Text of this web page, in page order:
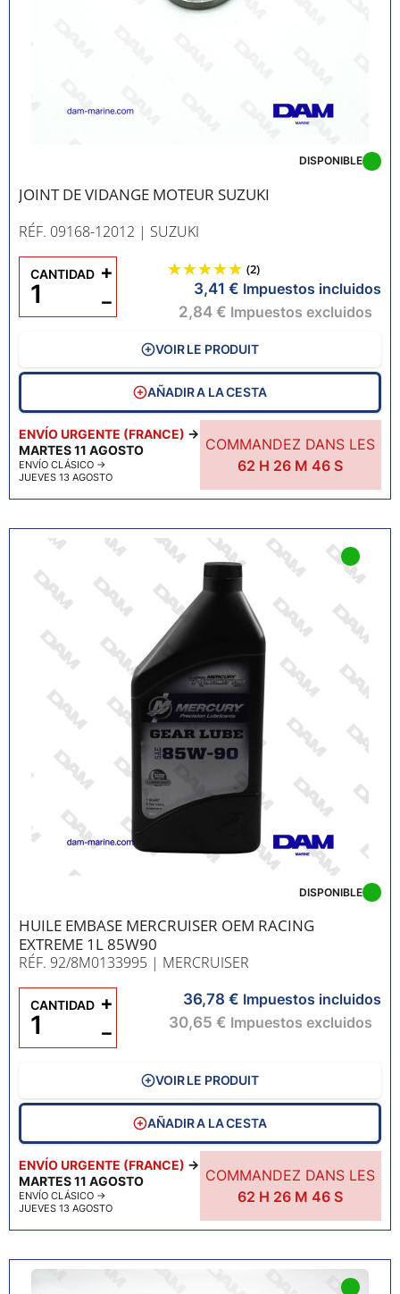
JOINT DE VIDANGE MOTEUR SUZUKI
RÉF. 09168-12012 | SUZUKI
ENVÍO URGENTE (FRANCE) →
MARTES 11 AGOSTO
ENVÍO CLÁSICO →
JUEVES 13 AGOSTO
COMMANDEZ DANS LES
62 H 26 M45 S
DISPONIBLE
(2)
3,41 € Impuestos incluidos
2,84 € Impuestos excluidos
CANTIDAD
−
+
VOIR LE PRODUIT
AÑADIR A LA CESTA
HUILE EMBASE MERCRUISER OEM RACING
EXTREME 1L 85W90
RÉF. 92/8M0133995 | MERCRUISER
ENVÍO URGENTE (FRANCE) →
MARTES 11 AGOSTO
ENVÍO CLÁSICO →
JUEVES 13 AGOSTO
COMMANDEZ DANS LES
62 H 26 M45 S
DISPONIBLE
36,78 € Impuestos incluidos
30,65 € Impuestos excluidos
CANTIDAD
−
+
VOIR LE PRODUIT
AÑADIR A LA CESTA